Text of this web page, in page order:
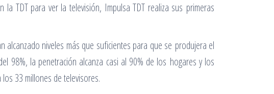
TDT para ver la televisión, Impulsa TDT realiza sus primeras
niveles más que suficientes para que se produjera el
98%, la penetración alcanza casi al 90% de los hogares y los
33 millones de televisores.